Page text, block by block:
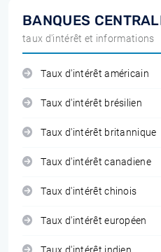
BANQUES
taux d'intérêt et informations
Taux d'intérêt américain
Taux d'intérêt brésilien
Taux d'intérêt britannique
Taux d'intérêt canadiene
Taux d'intérêt chinois
Taux d'intérêt européen